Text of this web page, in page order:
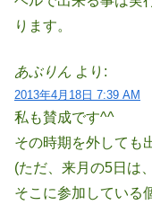
ります。
あぶりん より:
2013年4月18日 7:39 AM
私も賛成です^^
その時期を外しても
(ただ、来月の5日は
そこに参加している